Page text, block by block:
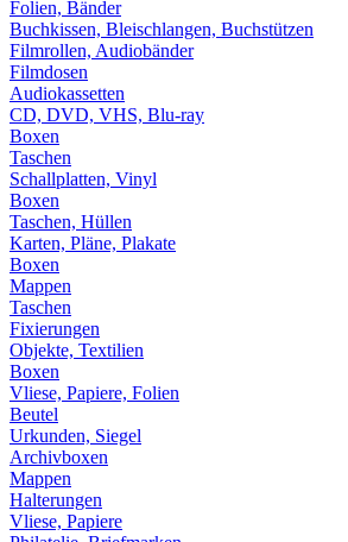
Folien, Bänder
Buchkissen, Bleischlangen, Buchstützen
Filmrollen, Audiobänder
Filmdosen
Audiokassetten
CD, DVD, VHS, Blu-ray
Boxen
Taschen
Schallplatten, Vinyl
Boxen
Taschen, Hüllen
Karten, Pläne, Plakate
Boxen
Mappen
Taschen
Fixierungen
Objekte, Textilien
Boxen
Vliese, Papiere, Folien
Beutel
Urkunden, Siegel
Archivboxen
Mappen
Halterungen
Vliese, Papiere